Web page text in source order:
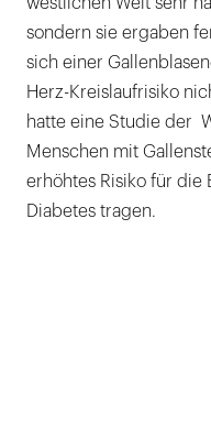
sondern sie ergaben
sich einer
Herz-Kreislaufrisiko
hatte eine Studie der
Menschen mit
erhöhtes Risiko für die
Diabetes tragen.